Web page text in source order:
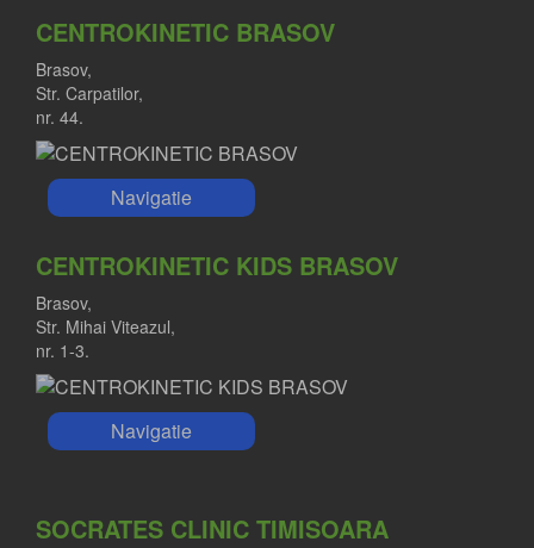
CENTROKINETIC BRASOV
Brasov,
Str. Carpatilor,
nr. 44.
Navigatie
CENTROKINETIC KIDS BRASOV
Brasov,
Str. Mihai Viteazul,
nr. 1-3.
Navigatie
SOCRATES CLINIC TIMISOARA